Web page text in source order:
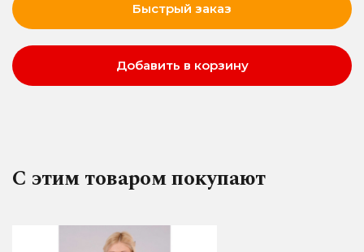
Быстрый заказ
Добавить в корзину
С этим товаром покупают